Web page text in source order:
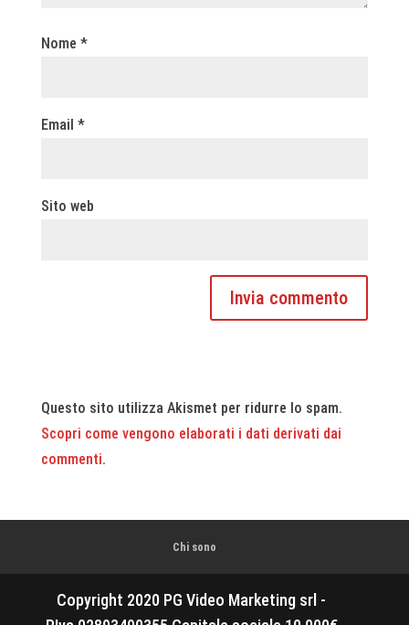
Nome *
Email *
Sito web
Questo sito utilizza Akismet per ridurre lo spam.
Scopri come vengono elaborati i dati derivati dai
commenti.
Chi sono
Copyright 2020 PG Video Marketing srl -